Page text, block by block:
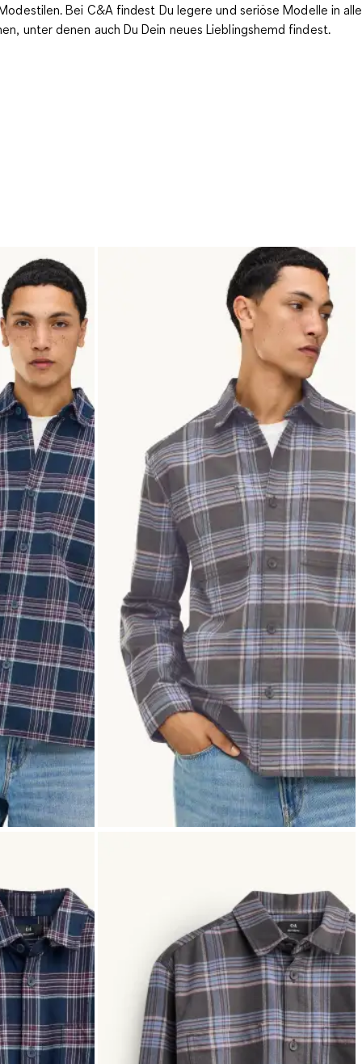
Bei C&A findest Du legere und seriöse Modelle in
unter denen auch Du Dein neues Lieblingshemd findest.